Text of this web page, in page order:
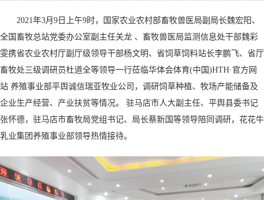
2021年3月9日上午9时，国家农业农村部畜牧兽医局副局长魏宏阳、
全国畜牧总站党委办公室副主任关龙 、畜牧兽医局监测信息处干部魏彩
雯携省农业农村厅副厅级领导干部杨文明、省饲草饲料站长李鹏飞、省厅
畜牧处三级调研员杜道全等领导一行莅临华体会体育(中国)HTH·官方网
站 养殖事业部平舆诚信瑞亚牧业公司，调研饲草种植、牧场产能储备及
企业生产经营、产业扶贫等情况。 驻马店市人大副主任、平舆县委书记
张怀德，驻马店市畜牧局党组书记、局长蔡新国等领导陪同调研，花花牛
乳业集团养殖事业部领导热情接待。